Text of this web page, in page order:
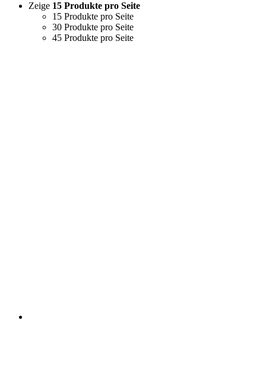
Zeige 15 Produkte pro Seite
15 Produkte pro Seite
30 Produkte pro Seite
45 Produkte pro Seite